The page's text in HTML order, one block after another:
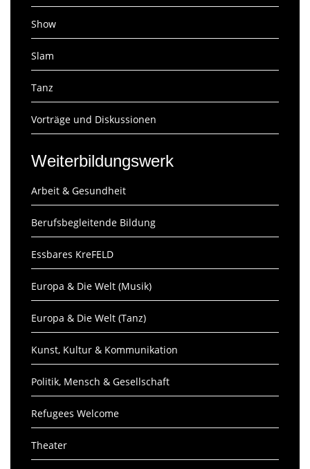
Show
Slam
Tanz
Vorträge und Diskussionen
Weiterbildungswerk
Arbeit & Gesundheit
Berufsbegleitende Bildung
Essbares KreFELD
Europa & Die Welt (Musik)
Europa & Die Welt (Tanz)
Kunst, Kultur & Kommunikation
Politik, Mensch & Gesellschaft
Refugees Welcome
Theater